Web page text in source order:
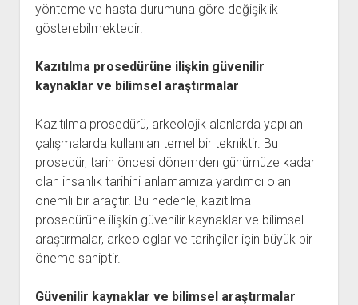
yönteme ve hasta durumuna göre değişiklik
gösterebilmektedir.
Kazıtılma prosedürüne ilişkin güvenilir
kaynaklar ve bilimsel araştırmalar
Kazıtılma prosedürü, arkeolojik alanlarda yapılan
çalışmalarda kullanılan temel bir tekniktir. Bu
prosedür, tarih öncesi dönemden günümüze kadar
olan insanlık tarihini anlamamıza yardımcı olan
önemli bir araçtır. Bu nedenle, kazıtılma
prosedürüne ilişkin güvenilir kaynaklar ve bilimsel
araştırmalar, arkeologlar ve tarihçiler için büyük bir
öneme sahiptir.
Güvenilir kaynaklar ve bilimsel araştırmalar